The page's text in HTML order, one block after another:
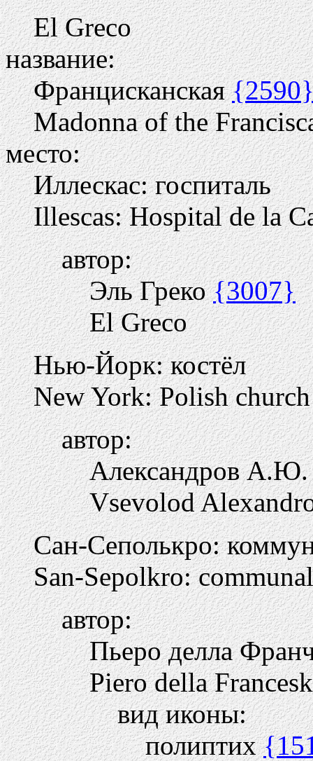
El Greco
название:
Францисканская
Madonna of the
место:
Иллескас: госпиталь
Illescas: Hospital de la
автор:
Эль Греко{3007}
El Greco
Нью-Йорк: костёл
New York: Polish church
автор:
Александров
Vsevolod
Сан-Сеполькро:
San-Sepolkro:
автор:
Пьеро делла
Piero della
вид иконы:
полиптих